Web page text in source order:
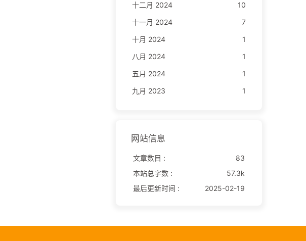
十二月 2024
10
十一月 2024
7
十月 2024
1
八月 2024
1
五月 2024
1
九月 2023
1
网站信息
文章数目 :
83
本站总字数 :
57.3k
最后更新时间 :
2025-02-19